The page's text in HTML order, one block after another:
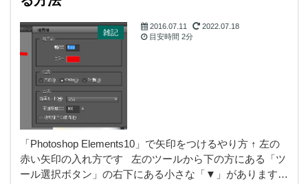
雑記
2016.07.11
2022.07.18
目安時間 2分
「Photoshop Elements10」で矢印をつけるやり方 ↑ 左の
赤い矢印の入れ方です 左のツールから下の方にある「ツ
ール選択ボタン」の右下にある小さな「▼」があります…